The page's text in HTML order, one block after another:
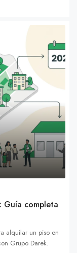
completa
alquilar un piso en
Grupo Darek.